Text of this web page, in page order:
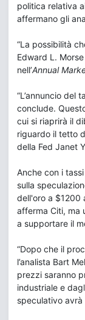
politica relativa
affermano gli
“La possibilità
Edward L.
nell’Annual
“L’annuncio del
conclude.
cui si riaprirà il
riguardo il tetto
della Fed Janet
Anche con i
sulla
dell'oro a $1200
afferma Citi, ma
a supportare il
“Dopo che il
l’analista Bart
prezzi saranno
industriale e
speculativo avrà